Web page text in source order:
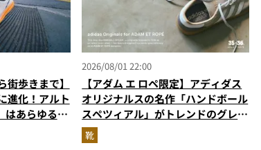
街歩きまで】
進化！アルト
はあらゆるシ
棒だ
2026/08/01 22:00
【アダム エ ロペ限定】アディダス
オリジナルスの名作「ハンドボール
スペツィアル」がトレンドのグレー
に！
靴